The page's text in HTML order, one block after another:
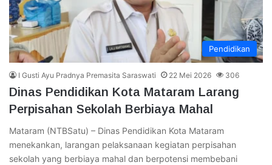
Pendidikan
I Gusti Ayu Pradnya Premasita Saraswati 22 Mei 2026 306
Dinas Pendidikan Kota Mataram Larang
Perpisahan Sekolah Berbiaya Mahal
Mataram (NTBSatu) – Dinas Pendidikan Kota Mataram
menekankan, larangan pelaksanaan kegiatan perpisahan
sekolah yang berbiaya mahal dan berpotensi membebani